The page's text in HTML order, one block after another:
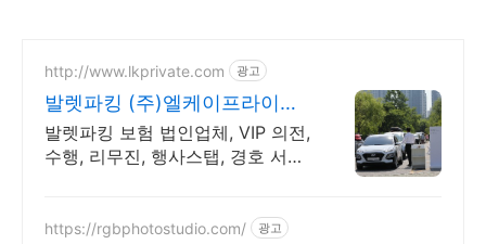
http://www.lkprivate.com 광고
발렛파킹 (주)엘케이프라이빗
카카오톡 상담 환영
발렛파킹 보험 법인업체, VIP 의전,
수행, 리무진, 행사스탭, 경호 서비
정
https://rgbphotostudio.com/ 광고